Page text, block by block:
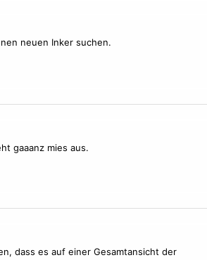
neuen Inker suchen.
gaaanz mies aus.
dass es auf einer Gesamtansicht der